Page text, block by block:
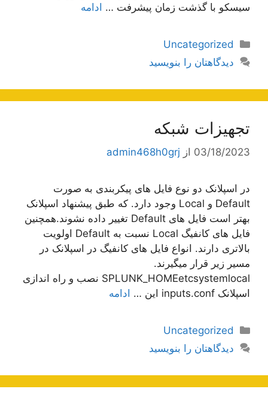
سیسکو با گذشت زمان پیشرفت … ادامه
دسته‌ها
Uncategorized
دیدگاهتان را بنویسید
تجهیزات شبکه
03/18/2023 از admin468h0grj
در اسپلانک دو نوع فایل های پیکربندی به صورت
Default و Local وجود دارد. که طبق پیشنهاد اسپلانک
بهتر است فایل های Default تغییر داده نشوند.همچنین
فایل های کانفیگ Local نسبت به Default اولویت
بالاتری دارند. انواع فایل های کانفیگ در اسپلانک در
مسیر زیر قرار میگیرند.
SPLUNK_HOMEetcsystemlocal نصب و راه اندازی
اسپلانک inputs.conf این …
ادامه
دسته‌ها
Uncategorized
دیدگاهتان را بنویسید